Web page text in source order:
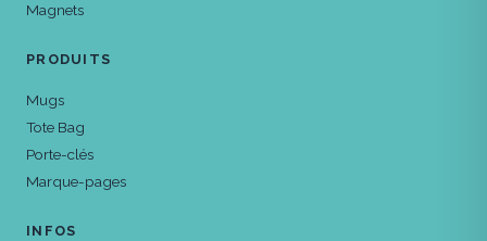
Magnets
PRODUITS
Mugs
Tote Bag
Porte-clés
Marque-pages
INFOS